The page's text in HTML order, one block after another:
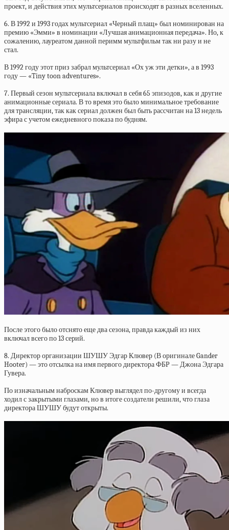
проект, и действия этих мультсериалов происходят в разных вселенных.
6. В 1992 и 1993 годах мультсериал «Черный плащ» был номинирован на
премию «Эмми» в номинации «Лучшая анимационная передача». Но, к
сожалению, лауреатом данной перимм мультфильм так ни разу и не
стал.
В 1992 году этот приз забрал мультсериал «Ох уж эти детки», а в 1993
году — «Tiny toon adventures».
7. Первый сезон мультсериала включал в себя 65 эпизодов, как и другие
анимационные сериала. В то время это было минимальное требование
для трансляции, так как сериал должен был быть рассчитан на 13 недель
эфира с учетом ежедневного показа по будням.
После этого было отснято еще два сезона, правда каждый из них
включал всего по 13 серий.
8. Директор организации ШУШУ Эдгар Клювер (В оригинале Gander
Hooter) — это отсылка на имя первого директора ФБР — Джона Эдгара
Гувера.
По изначальным наброскам Клювер выглядел по-другому и всегда
ходил с закрытыми глазами, но в итоге создатели решили, что глаза
директора ШУШУ будут открыты.